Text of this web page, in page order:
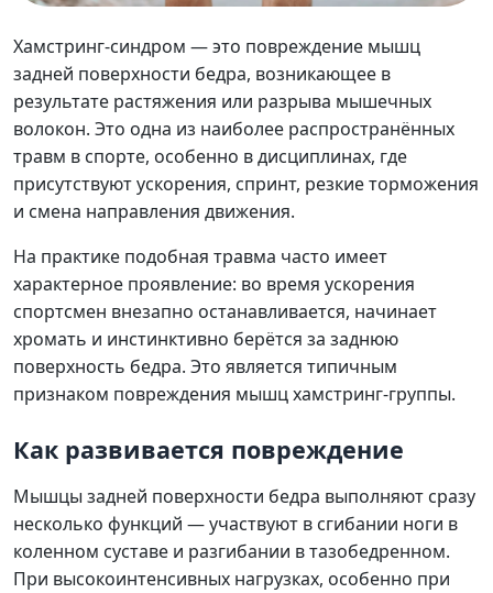
Хамстринг-синдром
Хамстринг-синдром — это повреждение мышц
задней поверхности бедра, возникающее в
результате растяжения или разрыва мышечных
волокон. Это одна из наиболее распространённых
травм в спорте, особенно в дисциплинах, где
присутствуют ускорения, спринт, резкие торможения
и смена направления движения.
На практике подобная травма часто имеет
характерное проявление: во время ускорения
спортсмен внезапно останавливается, начинает
хромать и инстинктивно берётся за заднюю
поверхность бедра. Это является типичным
признаком повреждения мышц хамстринг-группы.
Как развивается повреждение
Мышцы задней поверхности бедра выполняют сразу
несколько функций — участвуют в сгибании ноги в
коленном суставе и разгибании в тазобедренном.
При высокоинтенсивных нагрузках, особенно при